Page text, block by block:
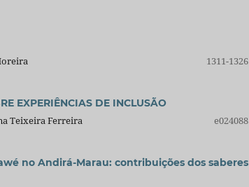
1311-1326
EXPERIÊNCIAS DE INCLUSÃO
Teixeira Ferreira
e024088
no Andirá-Marau: contribuições dos saberes